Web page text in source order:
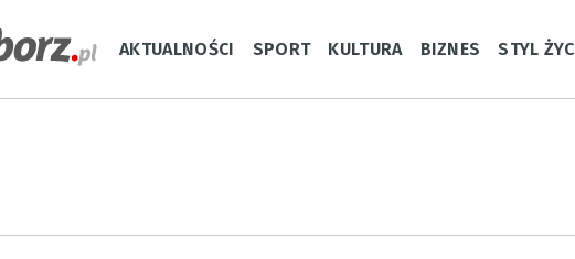
AKTUALNOŚCI SPORT KULTURA BIZNES STYL